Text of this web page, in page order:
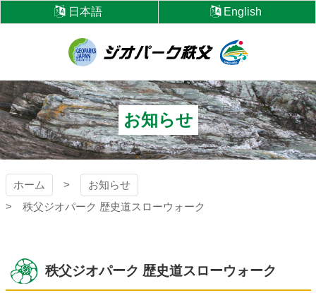
ン
本
文
へ
ス
キ
ッ
プ
日本語 English
ジオパーク秩父
お知らせ
ホーム
お知らせ
秩父ジオパーク 歴史道スローウォーク
秩父ジオパーク 歴史道スローウォーク